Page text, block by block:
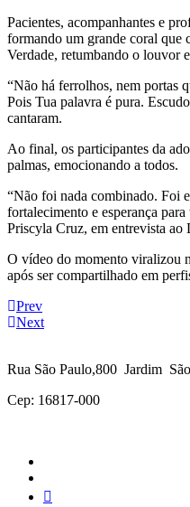
Pacientes, acompanhantes e
formando um grande coral que
Verdade, retumbando o louvor
“Não há ferrolhos, nem portas
Pois Tua palavra é pura.
cantaram.
Ao final, os participantes da
palmas, emocionando a todos.
“Não foi nada combinado. Foi
fortalecimento e esperança
Priscyla Cruz, em entrevista ao
O vídeo do momento viralizou
após ser compartilhado em
Prev
Next
Rua São Paulo,800 Jardim
Cep: 16817-000